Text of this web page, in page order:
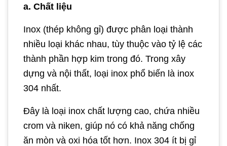
a. Chất liệu
Inox (thép không gỉ) được phân loại thành
nhiều loại khác nhau, tùy thuộc vào tỷ lệ các
thành phần hợp kim trong đó. Trong xây
dựng và nội thất, loại inox phổ biến là inox
304 nhất.
Đây là loại inox chất lượng cao, chứa nhiều
crom và niken, giúp nó có khả năng chống
ăn mòn và oxi hóa tốt hơn. Inox 304 ít bị gỉ